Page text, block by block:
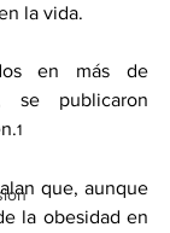
la vida.
en más de
se publicaron
.1
que, aunque
la obesidad en